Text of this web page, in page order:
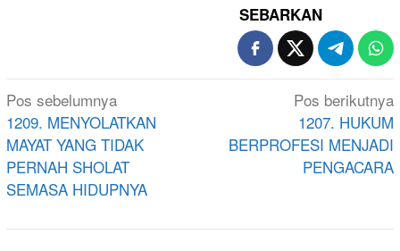
SEBARKAN
Navigasi
pos
Pos sebelumnya
1209. MENYOLATKAN
MAYAT YANG TIDAK
PERNAH SHOLAT
SEMASA HIDUPNYA
Pos berikutnya
1207. HUKUM
BERPROFESI MENJADI
PENGACARA